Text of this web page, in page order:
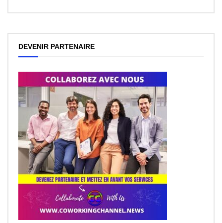
DEVENIR PARTENAIRE